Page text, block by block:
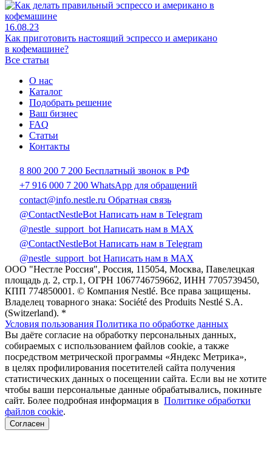
16.08.23
Как приготовить настоящий эспрессо и американо
в кофемашине?
Все статьи
О нас
Каталог
Подобрать решение
Ваш бизнес
FAQ
Статьи
Контакты
8 800 200 7 200 Бесплатный звонок в РФ
+7 916 000 7 200 WhatsApp для обращений
contact@info.nestle.ru Обратная связь
@ContactNestleBot Написать нам в Telegram
@nestle_support_bot Написать нам в MAX
@ContactNestleBot Написать нам в Telegram
@nestle_support_bot Написать нам в MAX
ООО "Нестле Россия", Россия, 115054, Москва, Павелецкая
площадь д. 2, стр.1, ОГРН 1067746759662, ИНН 7705739450,
КПП 774850001. © Компания Nestlé. Все права защищены.
Владелец товарного знака: Société des Produits Nestlé S.A.
(Switzerland). *
Условия пользования Политика по обработке данных
Вы даёте согласие на обработку персональных данных,
собираемых с использованием файлов cookie, а также
посредством метрической программы «Яндекс Метрика»,
в целях профилирования посетителей сайта получения
статистических данных о посещении сайта. Если вы не хотите
чтобы ваши персональные данные обрабатывались, покиньте
сайт. Более подробная информация в Политике обработки
файлов cookie.
Согласен